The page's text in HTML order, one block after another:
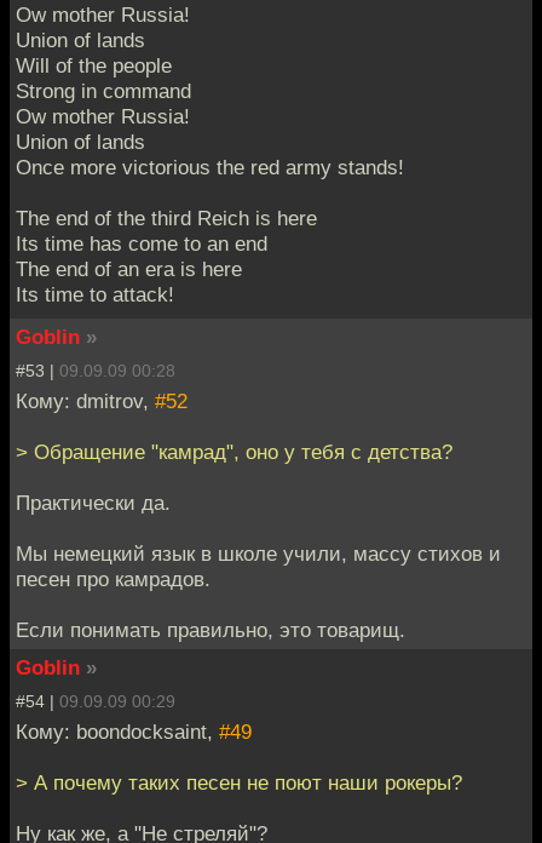
Ow mother Russia!
Union of lands
Will of the people
Strong in command
Ow mother Russia!
Union of lands
Once more victorious the red army stands!
The end of the third Reich is here
Its time has come to an end
The end of an era is here
Its time to attack!
Goblin »
#53 | 09.09.09 00:28
Кому: dmitrov, #52
> Обращение "камрад", оно у тебя с детства?
Практически да.
Мы немецкий язык в школе учили, массу стихов и
песен про камрадов.
Если понимать правильно, это товарищ.
Goblin »
#54 | 09.09.09 00:29
Кому: boondocksaint, #49
> А почему таких песен не поют наши рокеры?
Ну как же, а "Не стреляй"?